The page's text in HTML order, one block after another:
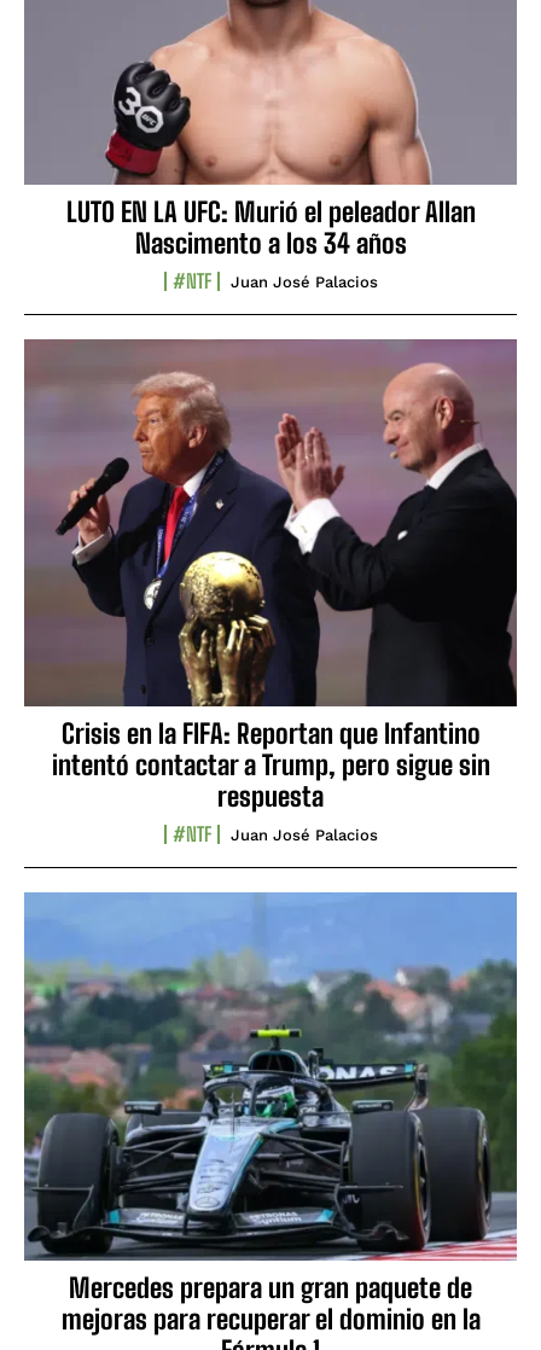
LUTO EN LA UFC: Murió el peleador Allan
Nascimento a los 34 años
#NTF Juan José Palacios
Crisis en la FIFA: Reportan que Infantino
intentó contactar a Trump, pero sigue sin
respuesta
#NTF Juan José Palacios
Mercedes prepara un gran paquete de
mejoras para recuperar el dominio en la